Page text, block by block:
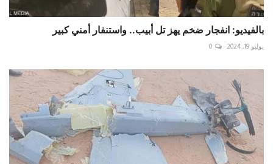
بالفيديو: انفجار ضخم يهز تل أبيب.. واستنفار أمني كبير
يوليو 19, 2024 0